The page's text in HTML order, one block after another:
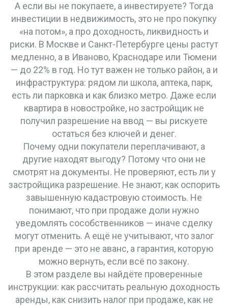
А если вы не покупаете, а инвестируете? Тогда
инвестиции в недвижимость, это не про покупку
«на потом», а про доходность, ликвидность и
риски. В Москве и Санкт-Петербурге цены растут
медленно, а в Иваново, Краснодаре или Тюмени
— до 22% в год. Но тут важен не только район, а и
инфраструктура: рядом ли школа, аптека, парк,
есть ли парковка и как близко метро. Даже если
квартира в новостройке, но застройщик не
получил разрешение на ввод — вы рискуете
остаться без ключей и денег.
Почему одни покупатели переплачивают, а
другие находят выгоду? Потому что они не
смотрят на документы. Не проверяют, есть ли у
застройщика разрешение. Не знают, как оспорить
завышенную кадастровую стоимость. Не
понимают, что при продаже доли нужно
уведомлять сособственников — иначе сделку
могут отменить. А ещё не учитывают, что залог
при аренде — это не аванс, а гарантия, которую
можно вернуть, если всё по закону.
В этом разделе вы найдёте проверенные
инструкции: как рассчитать реальную доходность
аренды, как снизить налог при продаже, как не